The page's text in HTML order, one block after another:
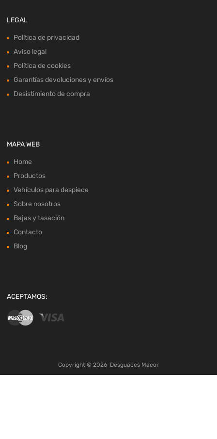
LEGAL
Política de privacidad
Aviso legal
Política de cookies
Garantías devoluciones y envíos
Desistimiento de compra
MAPA WEB
Home
Productos
Vehículos para despiece
Sobre nosotros
Bajas y tasación
Contacto
Blog
ACEPTAMOS:
Copyright © 2026 Desguaces Macor